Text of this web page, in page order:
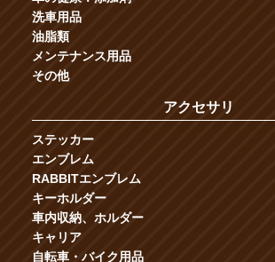
洗車用品
油脂類
メンテナンス用品
その他
アクセサリ
ステッカー
エンブレム
RABBITエンブレム
キーホルダー
車内収納、ホルダー
キャリア
自転車・バイク用品